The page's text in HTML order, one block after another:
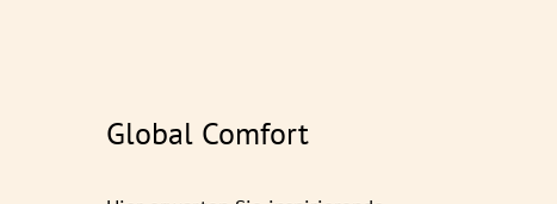
Global Comfort